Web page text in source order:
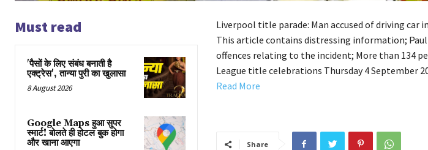
Must read
'पैसों के लिए संबंध बनाती है
एक्ट्रेस', तान्या पुरी का खुलासा
8 August 2026
Google Maps हुआ सुपर
स्मार्ट! बोलते ही होटल बुक होगा
और खाना आएगा
Liverpool title parade: Man accused of driving car
This article contains distressing information;
offences relating to the incident; More than 134
League title celebrations Thursday 4 September
Read More
Share